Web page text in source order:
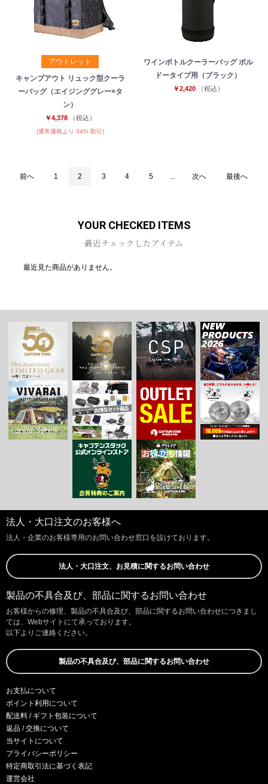
アウトレット
キャンプアウト リュック型クーラ
ーバッグ（エイジンググレー×タ
ン）
￥4,378 （税込）
(通常価格より 34% 割引)
ワインボトルクーラーバッグ ボル
ドータイプ用（ブラック）
￥2,420 （税込）
前へ 1 2 3 4 5 次へ 最後へ
YOUR CHECKED ITEMS
最近チェックしたアイテム
最近見た商品がありません。
法人・大口注文のお客様へ
法人・企業のお客様専用のお問い合わせ窓口を設けております。
法人・大口注文、お見積に関するお問い合わせ
製品の不具合及び、部品に関するお問い合わせ
お客様からの修理、製品の不具合及び、部品に関するお問い合わせにつきまし
ては、Webサイトにて承っております。
以下よりご連絡ください。
製品の不具合及び、部品に関するお問い合わせ
お支払について
ポイント利用について
配送料 / ギフト包装について
返品 / 交換について
当サイトについて
プライバシーポリシー
特定商取引法に基づく表記
運営会社